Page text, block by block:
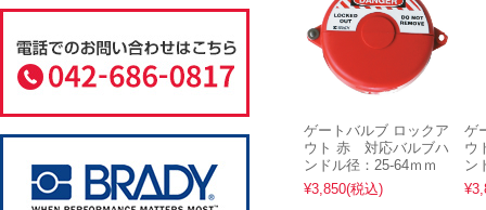
ゲートバルブ ロックア
ウト 赤 対応バルブハ
ンドル径：25-64ｍｍ
¥3,850(税込)
ゲ
ウ
ン